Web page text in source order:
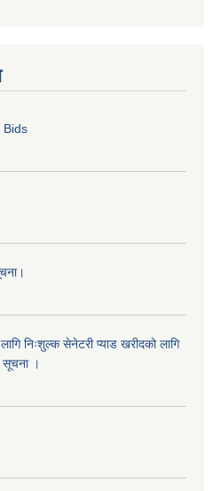
Bids
निःशुल्क सेनेटरी प्याड खरीदको लागि
सूचना ।